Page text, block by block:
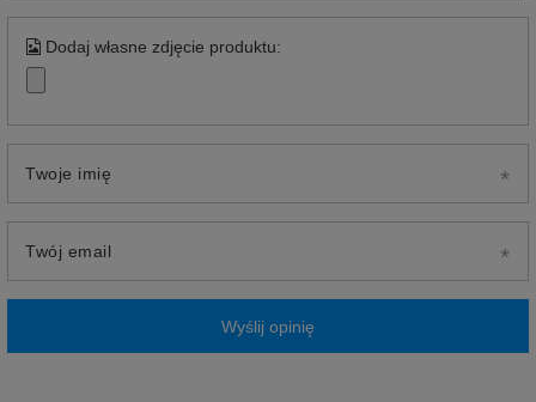
Dodaj własne zdjęcie produktu:
Twoje imię
Twój email
Wyślij opinię